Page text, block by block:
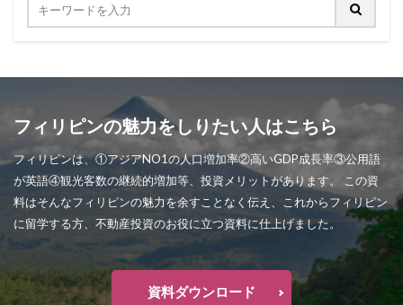
フィリピンの魅力をしりたい人はこちら
フィリピンは、①アジアNO1の人口増加率②高いGDP成長率③公用語
が英語④観光客数の継続的増加等、投資メリットがあります。 この資
料はそんなフィリピンの魅力を余すことなく伝え、これからフィリピン
に留学する方、不動産投資のお役に立つ資料に仕上げました。
資料ダウンロード